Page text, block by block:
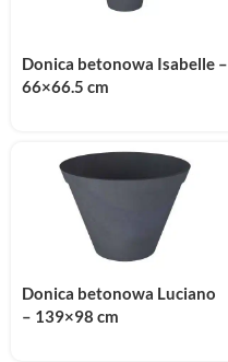
Donica betonowa Isabelle –
66×66.5 cm
Donica betonowa Luciano
– 139×98 cm